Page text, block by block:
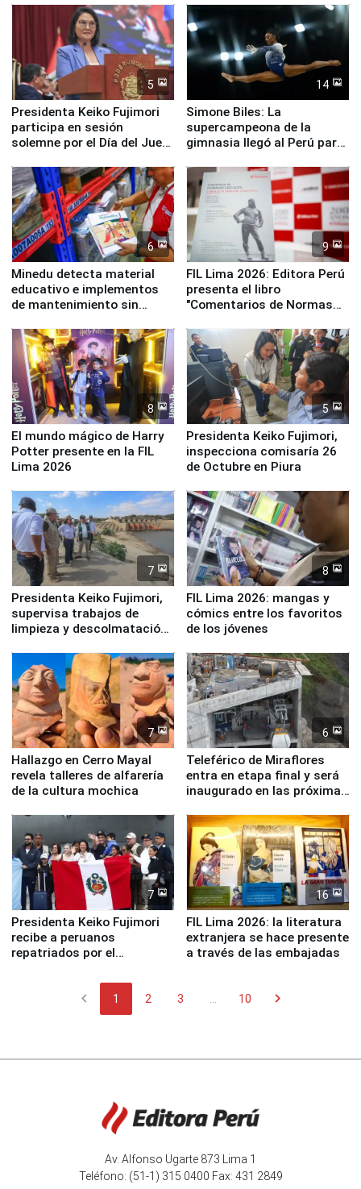
5
Presidenta Keiko Fujimori
participa en sesión
solemne por el Día del Juez
14
Simone Biles: La
supercampeona de la
gimnasia llegó al Perú para
Panamericanos Lima 2027
6
Minedu detecta material
educativo e implementos
de mantenimiento sin
la UGEL 2
9
FIL Lima 2026: Editora Perú
presenta el libro
"Comentarios de Normas
Derecho Colectivo"
8
El mundo mágico de Harry
Potter presente en la FIL
Lima 2026
5
Presidenta Keiko Fujimori,
inspecciona comisaría 26
de Octubre en Piura
7
Presidenta Keiko Fujimori,
supervisa trabajos de
limpieza y descolmatación
8
FIL Lima 2026: mangas y
cómics entre los favoritos
de los jóvenes
7
Hallazgo en Cerro Mayal
revela talleres de alfarería
de la cultura mochica
6
Teleférico de Miraflores
entra en etapa final y será
inaugurado en las próximas
7
Presidenta Keiko Fujimori
recibe a peruanos
repatriados por el
16
FIL Lima 2026: la literatura
extranjera se hace presente
a través de las embajadas
chevron_left 1 2 3 10 chevron_right
Av. Alfonso Ugarte 873 Lima 1
Teléfono: (51-1) 315 0400 Fax: 431 2849